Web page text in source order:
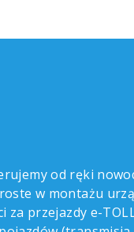
od ręki
w montażu
za przejazdy e-